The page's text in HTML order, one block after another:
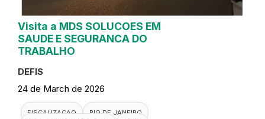
Visita a MDS SOLUCOES EM
SAUDE E SEGURANCA DO
TRABALHO
DEFIS
24 de March de 2026
FISCALIZACAO
RIO DE JANEIRO